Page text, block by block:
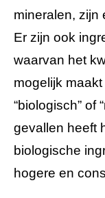
mineralen, zijn
Er zijn ook
waarvan het
mogelijk
“biologisch” of
gevallen heeft
biologische
hogere en